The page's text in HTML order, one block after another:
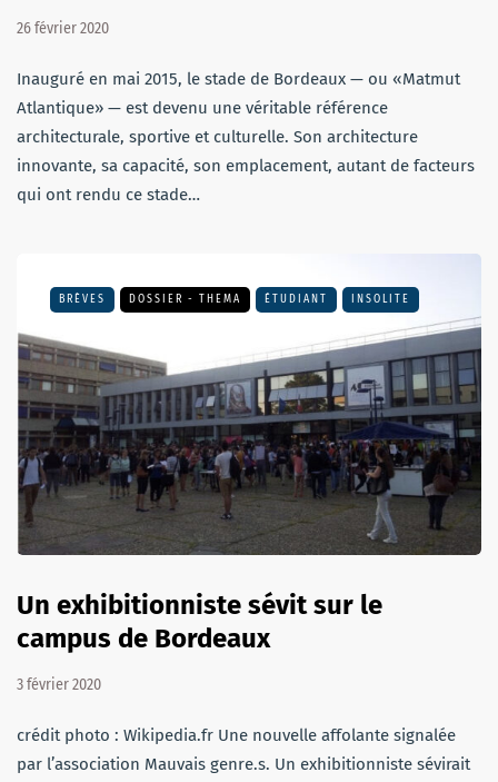
26 février 2020
Inauguré en mai 2015, le stade de Bordeaux — ou «Matmut
Atlantique» — est devenu une véritable référence
architecturale, sportive et culturelle. Son architecture
innovante, sa capacité, son emplacement, autant de facteurs
qui ont rendu ce stade…
BRÈVES DOSSIER - THEMA ÉTUDIANT INSOLITE
Un exhibitionniste sévit sur le
campus de Bordeaux
3 février 2020
crédit photo : Wikipedia.fr Une nouvelle affolante signalée
par l’association Mauvais genre.s. Un exhibitionniste sévirait